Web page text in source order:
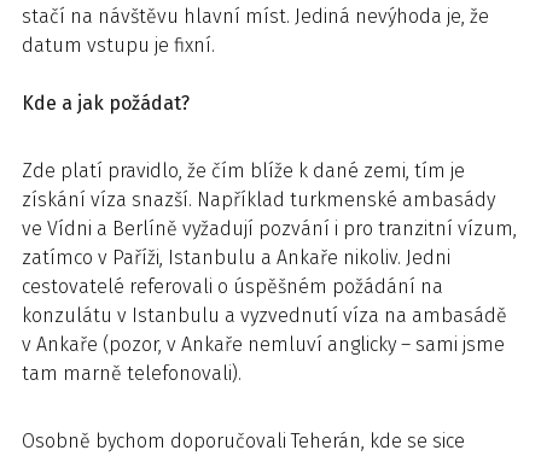
stačí na návštěvu hlavní míst. Jediná nevýhoda je, že
datum vstupu je fixní.
Kde a jak požádat?
Zde platí pravidlo, že čím blíže k dané zemi, tím je
získání víza snazší. Například turkmenské ambasády
ve Vídni a Berlíně vyžadují pozvání i pro tranzitní vízum,
zatímco v Paříži, Istanbulu a Ankaře nikoliv. Jedni
cestovatelé referovali o úspěšném požádání na
konzulátu v Istanbulu a vyzvednutí víza na ambasádě
v Ankaře (pozor, v Ankaře nemluví anglicky – sami jsme
tam marně telefonovali).
Osobně bychom doporučovali Teherán, kde se sice